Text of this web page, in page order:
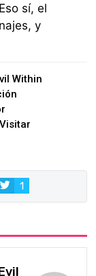
sí, el
y
Within
Visitar
1